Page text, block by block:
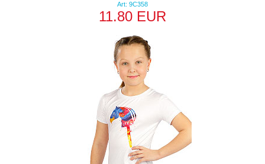
Art: 9C358
11.80 EUR